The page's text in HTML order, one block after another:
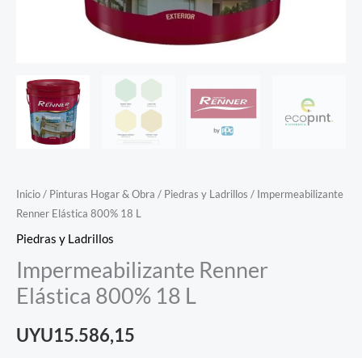
Inicio/ Pinturas Hogar & Obra / Piedras y Ladrillos / Impermeabilizante
Renner Elástica 800% 18 L
Piedras y Ladrillos
Impermeabilizante Renner
Elástica 800% 18 L
UYU15.586,15